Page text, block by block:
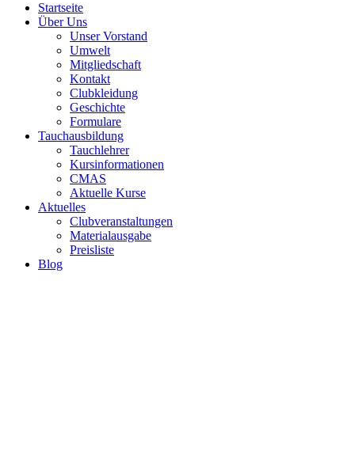
Startseite
Über Uns
Unser Vorstand
Umwelt
Mitgliedschaft
Kontakt
Clubkleidung
Geschichte
Formulare
Tauchausbildung
Tauchlehrer
Kursinformationen
CMAS
Aktuelle Kurse
Aktuelles
Clubveranstaltungen
Materialausgabe
Preisliste
Blog